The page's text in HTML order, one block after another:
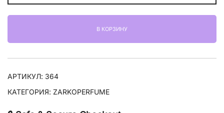
Zarkoperfume
Molecule
070.07
В КОРЗИНУ
АРТИКУЛ: 364
КАТЕГОРИЯ: ZARKOPERFUME